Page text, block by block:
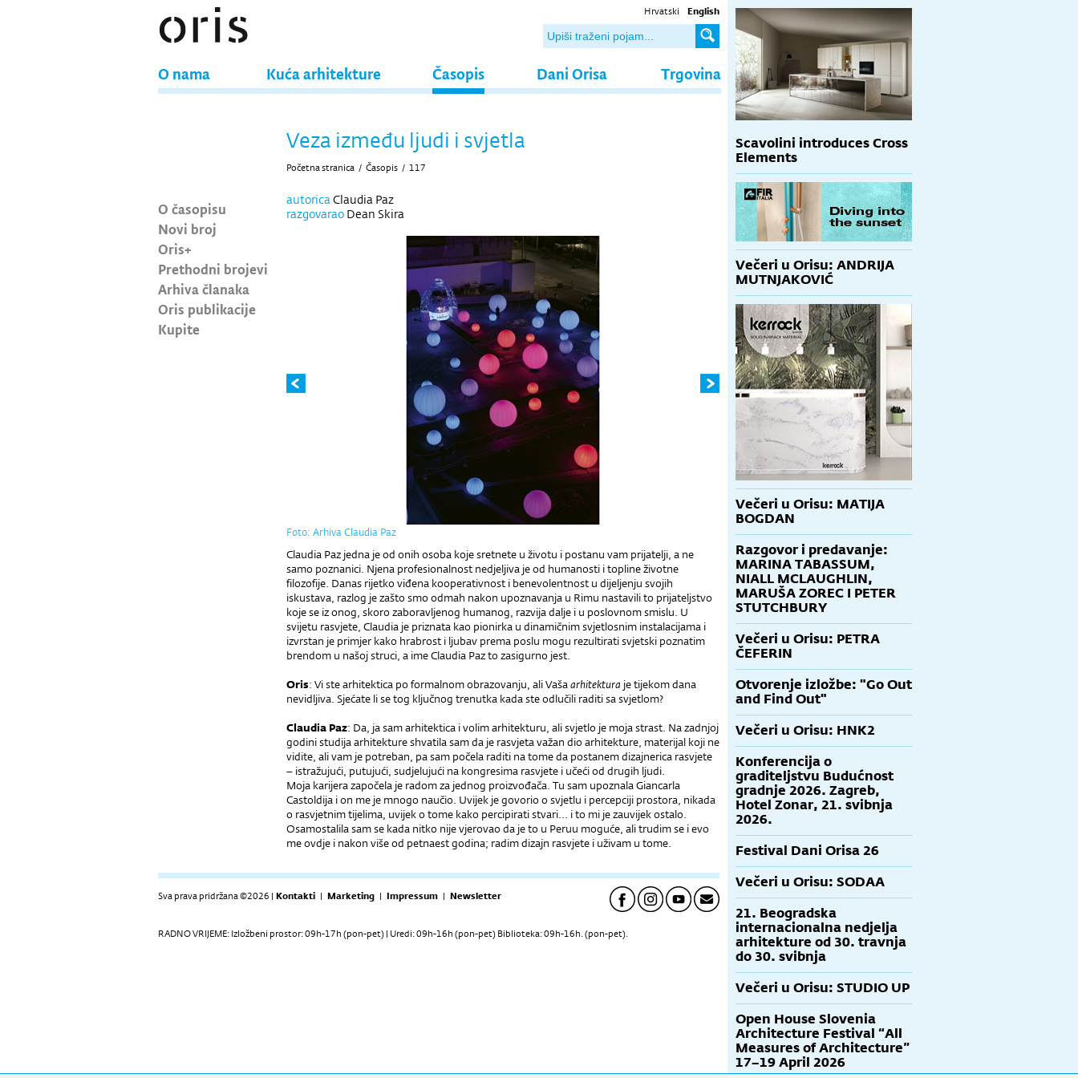
Hrvatski English
O nama Kuća arhitekture Časopis Dani Orisa Trgovina
O časopisu
Novi broj
Oris+
Prethodni brojevi
Arhiva članaka
Oris publikacije
Kupite
Veza između ljudi i svjetla
Početna stranica / Časopis / 117
autoricaClaudia Paz
razgovarao Dean Skira
Foto: Arhiva Claudia Paz
Claudia Paz jedna je od onih osoba koje sretnete u životu i postanu vam prijatelji, a ne
samo poznanici. Njena profesionalnost nedjeljiva je od humanosti i topline životne
filozofije. Danas rijetko viđena kooperativnost i benevolentnost u dijeljenju svojih
iskustava, razlog je zašto smo odmah nakon upoznavanja u Rimu nastavili to prijateljstvo
koje se iz onog, skoro zaboravljenog humanog, razvija dalje i u poslovnom smislu. U
svijetu rasvjete, Claudia je priznata kao pionirka u dinamičnim svjetlosnim instalacijama i
izvrstan je primjer kako hrabrost i ljubav prema poslu mogu rezultirati svjetski poznatim
brendom u našoj struci, a ime Claudia Paz to zasigurno jest.
Oris: Vi ste arhitektica po formalnom obrazovanju, ali Vašaarhitektura je tijekom dana
nevidljiva. Sjećate li se tog ključnog trenutka kada ste odlučili raditi sa svjetlom?
Claudia Paz: Da, ja sam arhitektica i volim arhitekturu, ali svjetlo je moja strast. Na zadnjoj
godini studija arhitekture shvatila sam da je rasvjeta važan dio arhitekture, materijal koji ne
vidite, ali vam je potreban, pa sam počela raditi na tome da postanem dizajnerica rasvjete
– istražujući, putujući, sudjelujući na kongresima rasvjete i učeći od drugih ljudi.
Moja karijera započela je radom za jednog proizvođača. Tu sam upoznala Giancarla
Castoldija i on me je mnogo naučio. Uvijek je govorio o svjetlu i percepciji prostora, nikada
o rasvjetnim tijelima, uvijek o tome kako percipirati stvari... i to mi je zauvijek ostalo.
Osamostalila sam se kada nitko nije vjerovao da je to u Peruu moguće, ali trudim se i evo
me ovdje i nakon više od petnaest godina; radim dizajn rasvjete i uživam u tome.
Sva prava pridržana ©2026 | Kontakti | Marketing | Impressum | Newsletter
RADNO VRIJEME: Izložbeni prostor: 09h-17h (pon-pet) | Uredi: 09h-16h (pon-pet) Biblioteka: 09h-16h. (pon-pet).
Scavolini introduces Cross
Elements
Večeri u Orisu: ANDRIJA
MUTNJAKOVIĆ
Večeri u Orisu: MATIJA
BOGDAN
Razgovor i predavanje:
MARINA TABASSUM,
NIALL MCLAUGHLIN,
MARUŠA ZOREC I PETER
STUTCHBURY
Večeri u Orisu: PETRA
ČEFERIN
Otvorenje izložbe: "Go Out
and Find Out"
Večeri u Orisu: HNK2
Konferencija o
graditeljstvu Budućnost
gradnje 2026. Zagreb,
Hotel Zonar, 21. svibnja
2026.
Festival Dani Orisa 26
Večeri u Orisu: SODAA
21. Beogradska
internacionalna nedjelja
arhitekture od 30. travnja
do 30. svibnja
Večeri u Orisu: STUDIO UP
Open House Slovenia
Architecture Festival “All
Measures of Architecture”
17–19 April 2026